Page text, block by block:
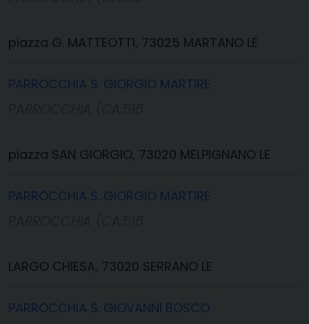
piazza G. MATTEOTTI, 73025 MARTANO LE
PARROCCHIA S. GIORGIO MARTIRE
piazza SAN GIORGIO, 73020 MELPIGNANO LE
PARROCCHIA S. GIORGIO MARTIRE
LARGO CHIESA, 73020 SERRANO LE
PARROCCHIA S. GIOVANNI BOSCO